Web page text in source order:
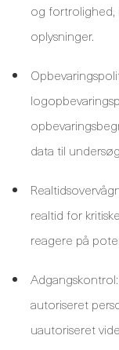
og
oplysninger.
data til
realtid for
reagere på
autoriseret
uautoriseret